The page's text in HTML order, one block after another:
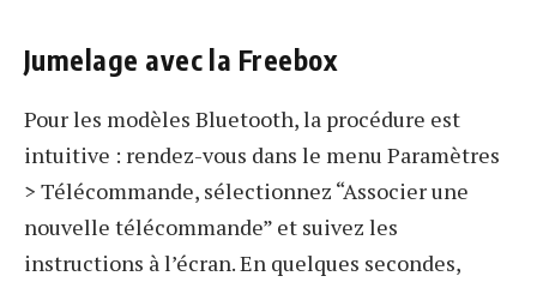
Jumelage avec la Freebox
Pour les modèles Bluetooth, la procédure est
intuitive : rendez-vous dans le menu Paramètres
> Télécommande, sélectionnez “Associer une
nouvelle télécommande” et suivez les
instructions à l’écran. En quelques secondes,